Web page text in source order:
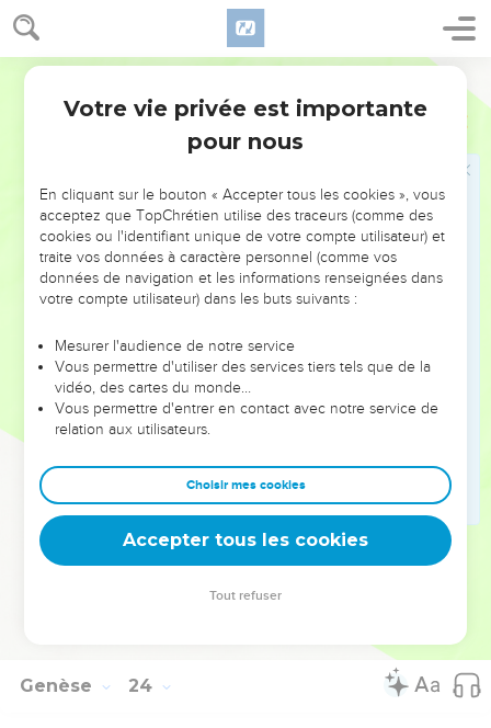
Genèse 23
Et Abraham se prosterna devant le peuple du pays :
13 et il parla à Éphron, aux oreilles du peuple du pays, disant :
Si pourtant tu voulais bien m'écouter. Je donne l'argent du
Et Éphron répondit à Abraham, lui disant :
Mon seigneur, écoute-moi : Une terre de quatre cents
sicles d'argent, qu'est-ce que cela entre moi et toi ?
Enterre donc ton mort. Et Abraham écouta Éphron, et
Abraham pesa à Éphron l'argent dont il avait parlé en
présence des fils de Heth, quatre cents sicles d'argent ayant
cours entre les marchands.
le champ et la caverne qui y était, et tous les arbres qui
étaient dans le champ, dans toutes ses limites tout à l'entour,
furent assurés en propriété à Abraham, aux yeux des fils
de Heth, devant tous ceux qui entraient par la porte de la
ville.
Et, après cela, Abraham enterra Sara, sa femme, dans la
caverne du champ de Macpéla, en face de Mamré, qui est
Hébron, dans le pays de Canaan.
Et le champ et la caverne qui s'y trouve furent assurés à
Genèse 24
Votre vie privée est importante
pour nous
En cliquant sur le bouton « Accepter tous les cookies », vous
acceptez que TopChrétien utilise des traceurs (comme des
cookies ou l'identifiant unique de votre compte utilisateur) et
traite vos données à caractère personnel (comme vos
données de navigation et les informations renseignées dans
votre compte utilisateur) dans les buts suivants :
Mesurer l'audience de notre service
Vous permettre d'utiliser des services tiers tels que de la
vidéo, des cartes du monde…
Vous permettre d'entrer en contact avec notre service de
relation aux utilisateurs.
Choisir mes cookies
Accepter tous les cookies
Tout refuser